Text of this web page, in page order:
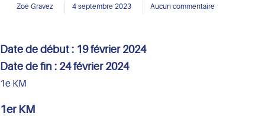
Zoé Gravez 4 septembre 2023 Aucun commentaire
Date de début : 19 février 2024
Date de fin : 24 février 2024
1e KM
1er KM